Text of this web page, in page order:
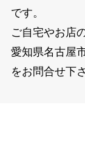
です。
ご自宅やお店
愛知県名古屋
をお問合せ下